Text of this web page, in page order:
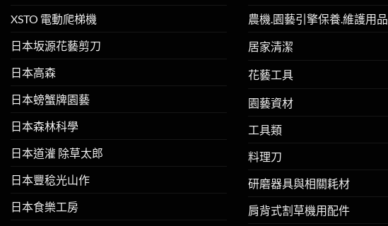
XSTO 電動爬梯機
日本坂源花藝剪刀
日本高森
日本螃蟹牌園藝
日本森林科學
日本道灌 除草太郎
日本豐稔光山作
日本食樂工房
農機.園藝引擎保養.維護用品
居家清潔
花藝工具
園藝資材
工具類
料理刀
研磨器具與相關耗材
肩背式割草機用配件